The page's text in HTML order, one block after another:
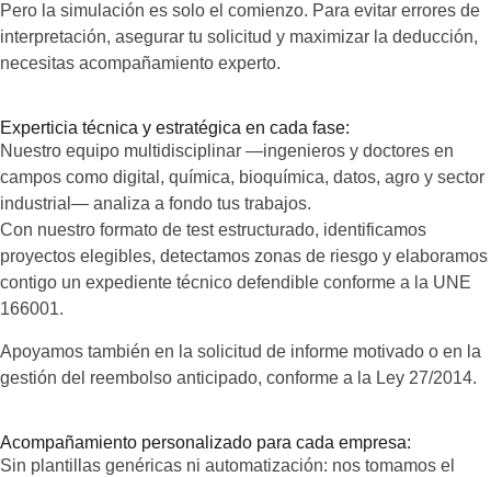
Pero la simulación es solo el comienzo. Para evitar errores de
interpretación, asegurar tu solicitud y maximizar la deducción,
necesitas acompañamiento experto.
Experticia técnica y estratégica en cada fase:
Nuestro equipo multidisciplinar —ingenieros y doctores en
campos como digital, química, bioquímica, datos, agro y sector
industrial— analiza a fondo tus trabajos.
Con nuestro formato de test estructurado, identificamos
proyectos elegibles, detectamos zonas de riesgo y elaboramos
contigo un expediente técnico defendible conforme a la UNE
166001.
Apoyamos también en la solicitud de informe motivado o en la
gestión del reembolso anticipado, conforme a la Ley 27/2014.
Acompañamiento personalizado para cada empresa:
Sin plantillas genéricas ni automatización: nos tomamos el